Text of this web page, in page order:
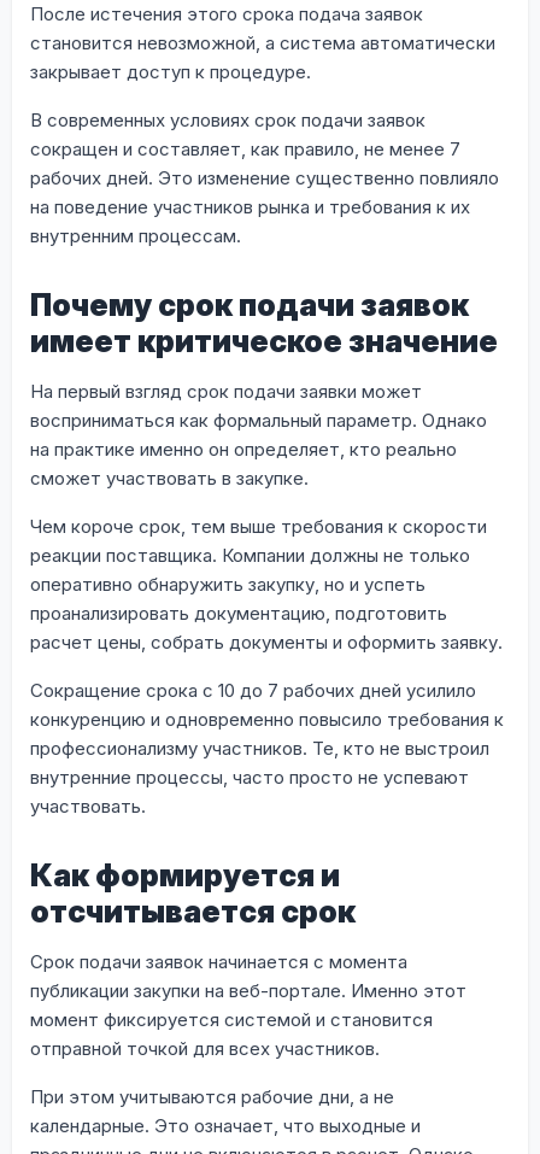
После истечения этого срока подача заявок
становится невозможной, а система автоматически
закрывает доступ к процедуре.
В современных условиях срок подачи заявок
сокращен и составляет, как правило, не менее 7
рабочих дней. Это изменение существенно повлияло
на поведение участников рынка и требования к их
внутренним процессам.
Почему срок подачи заявок
имеет критическое значение
На первый взгляд срок подачи заявки может
восприниматься как формальный параметр. Однако
на практике именно он определяет, кто реально
сможет участвовать в закупке.
Чем короче срок, тем выше требования к скорости
реакции поставщика. Компании должны не только
оперативно обнаружить закупку, но и успеть
проанализировать документацию, подготовить
расчет цены, собрать документы и оформить заявку.
Сокращение срока с 10 до 7 рабочих дней усилило
конкуренцию и одновременно повысило требования к
профессионализму участников. Те, кто не выстроил
внутренние процессы, часто просто не успевают
участвовать.
Как формируется и
отсчитывается срок
Срок подачи заявок начинается с момента
публикации закупки на веб-портале. Именно этот
момент фиксируется системой и становится
отправной точкой для всех участников.
При этом учитываются рабочие дни, а не
календарные. Это означает, что выходные и